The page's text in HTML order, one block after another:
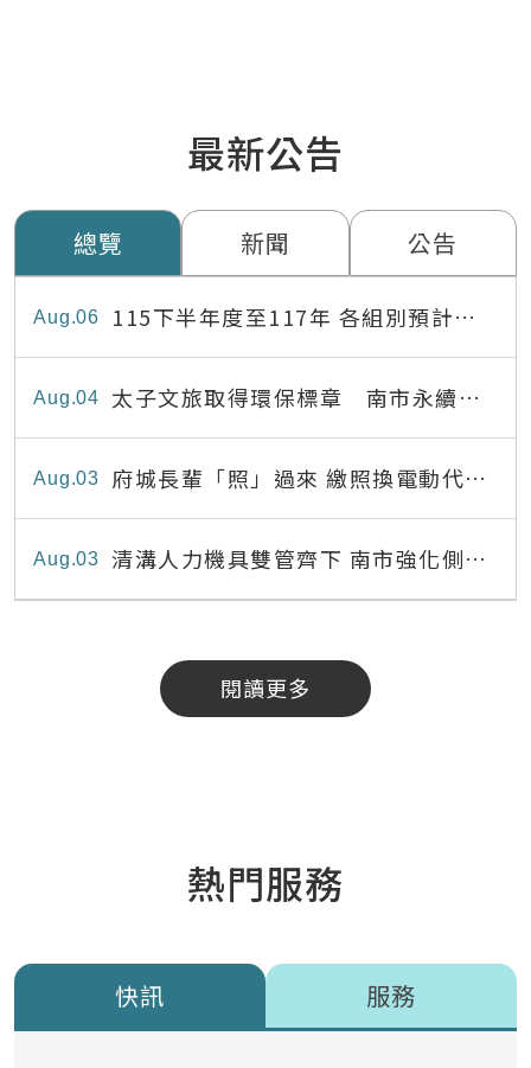
最新公告
總覽 新聞 公告
06
Aug
115下半年度至117年 各組別預計出
缺員額表
04
Aug
太子文旅取得環保標章 南市永續旅
宿達22家
03
Aug
府城長輩「照」過來 繳照換電動代步
最高補助8,000元
03
Aug
清溝人力機具雙管齊下 南市強化側溝
清疏效能
閱讀更多
熱門服務
快訊 服務